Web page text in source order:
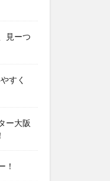
見ーつ
すく
ー大阪
！